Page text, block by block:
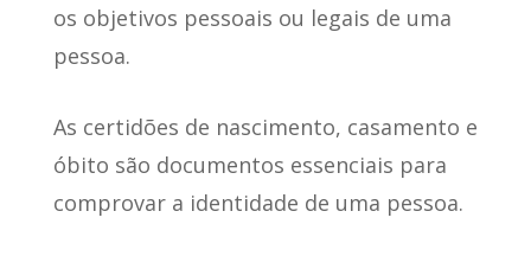
os objetivos pessoais ou legais de uma
pessoa.
As certidões de nascimento, casamento e
óbito são documentos essenciais para
comprovar a identidade de uma pessoa.